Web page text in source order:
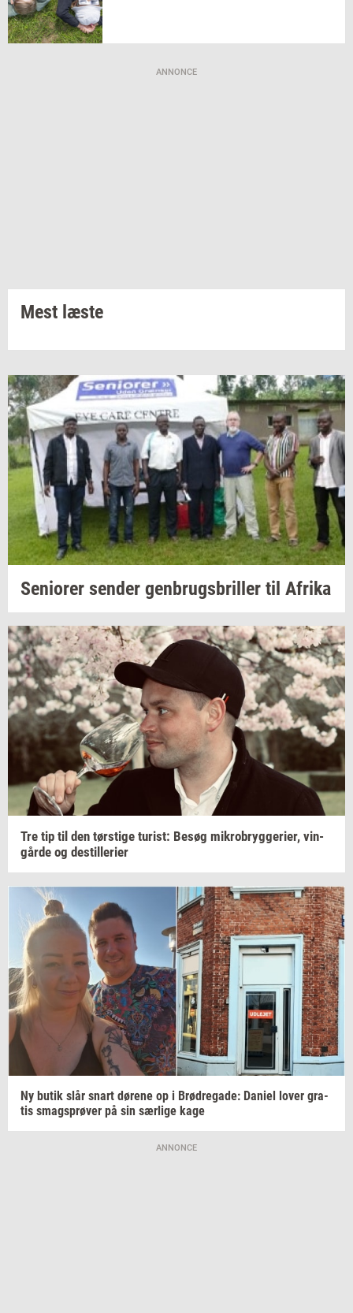
ANNONCE
Mest læste
Se­ni­o­rer sen­der gen­brugs­bril­ler til Afri­ka
Tre tip til den tørsti­ge turist: Besøg mi­kro­bryg­ge­ri­er, vin­
går­de og destil­le­ri­er
Ny butik slår snart dø­re­ne op i Brød­re­ga­de: Da­ni­el lover gra­
tis smags­prø­ver på sin sær­li­ge kage
ANNONCE